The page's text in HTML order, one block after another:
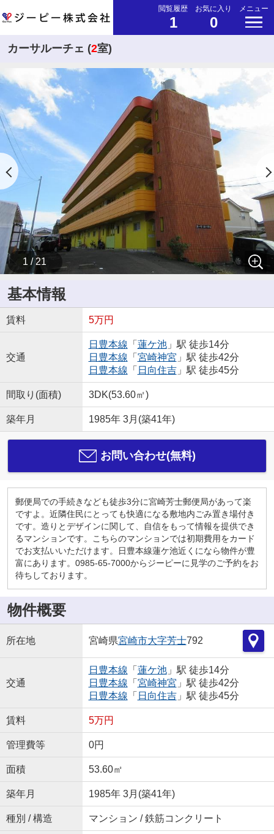
閲覧履歴
1
お気に入り
0
メニュー
カーサルーチェ (2室)
1 / 21
基本情報
賃料 5万円
交通
日豊本線 「 蓮ケ池」駅 徒歩14分
日豊本線 「 宮崎神宮 」駅 徒歩42分
日豊本線 「 日向住吉」駅 徒歩45分
間取り(面積) 3DK(53.60㎡)
築年月 1985年 3月(築41年)
お問い合わせ(無料)
郵便局での手続きなども徒歩3分に宮崎芳士郵便局があって楽
ですよ。近隣住民にとっても快適になる敷地内ごみ置き場付き
です。造りとデザインに関して、自信をもって情報を提供でき
るマンションです。こちらのマンションでは初期費用をカード
でお支払いいただけます。日豊本線蓮ケ池近くになら物件が豊
富にあります。0985-65-7000からジーピーに見学のご予約をお
待ちしております。
物件概要
所在地 宮崎県宮崎市大字芳士792
交通
日豊本線 「 蓮ケ池」駅 徒歩14分
日豊本線 「 宮崎神宮 」駅 徒歩42分
日豊本線 「 日向住吉」駅 徒歩45分
賃料 5万円
管理費等 0円
面積 53.60㎡
築年月 1985年 3月(築41年)
種別 / 構造 マンション / 鉄筋コンクリート